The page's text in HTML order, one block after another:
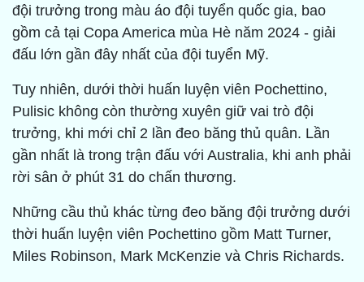
đội trưởng trong màu áo đội tuyển quốc gia, bao
gồm cả tại Copa America mùa Hè năm 2024 - giải
đấu lớn gần đây nhất của đội tuyển Mỹ.
Tuy nhiên, dưới thời huấn luyện viên Pochettino,
Pulisic không còn thường xuyên giữ vai trò đội
trưởng, khi mới chỉ 2 lần đeo băng thủ quân. Lần
gần nhất là trong trận đấu với Australia, khi anh phải
rời sân ở phút 31 do chấn thương.
Những cầu thủ khác từng đeo băng đội trưởng dưới
thời huấn luyện viên Pochettino gồm Matt Turner,
Miles Robinson, Mark McKenzie và Chris Richards.